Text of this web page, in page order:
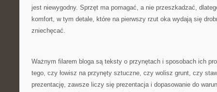
jest niewygodny. Sprzęt ma pomagać, a nie przeszkadzać,
komfort, w tym detale, które na pierwszy rzut oka wydają się
zniechęcać.
Ważnym filarem bloga są teksty o przynętach i sposobach ich
tego, czy łowisz na przynęty sztuczne, czy wolisz grunt, czy
prezentację, zawsze liczy się prezentacja i dopasowanie do